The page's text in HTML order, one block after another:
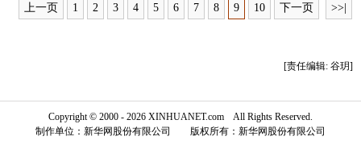
上一页 1 2 3 4 5 6 7 8 9 10 下一页 >>|
[责任编辑: 谷玥]
Copyright © 2000 - 2026 XINHUANET.com All Rights Reserved.
制作单位：新华网股份有限公司 版权所有：新华网股份有限公司